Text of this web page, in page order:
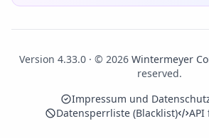
Version 4.33.0 · © 2026 Wintermeyer
reserved.
Impressum und
Datensperrliste (Blacklist)
API